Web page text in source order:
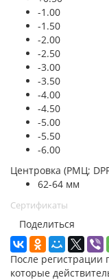
-1.00
-1.50
-2.00
-2.50
-3.00
-3.50
-4.00
-4.50
-5.00
-5.50
-6.00
Центровка (РМЦ;
62-64 мм
Сертификаты
Поделиться
После регистрации
которые